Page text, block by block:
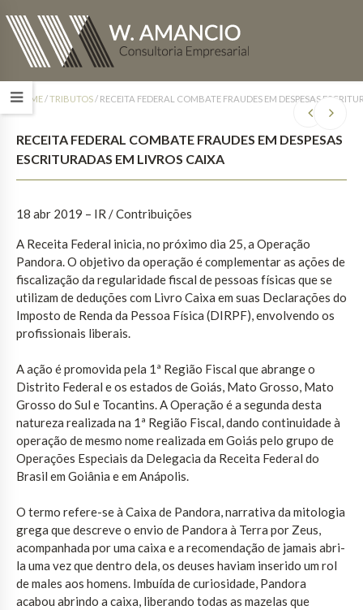
HOME/TRIBUTOS/ RECEITA FEDERAL COMBATE FRAUDES EM DESPESAS
RECEITA FEDERAL COMBATE FRAUDES EM DESPESAS
ESCRITURADAS EM LIVROS CAIXA
18 abr 2019 – IR / Contribuições
A Receita Federal inicia, no próximo dia 25, a Operação
Pandora. O objetivo da operação é complementar as ações de
fiscalização da regularidade fiscal de pessoas físicas que se
utilizam de deduções com Livro Caixa em suas Declarações do
Imposto de Renda da Pessoa Física (DIRPF), envolvendo os
profissionais liberais.
A ação é promovida pela 1ª Região Fiscal que abrange o
Distrito Federal e os estados de Goiás, Mato Grosso, Mato
Grosso do Sul e Tocantins. A Operação é a segunda desta
natureza realizada na 1ª Região Fiscal, dando continuidade à
operação de mesmo nome realizada em Goiás pelo grupo de
Operações Especiais da Delegacia da Receita Federal do
Brasil em Goiânia e em Anápolis.
O termo refere-se à Caixa de Pandora, narrativa da mitologia
grega que descreve o envio de Pandora à Terra por Zeus,
acompanhada por uma caixa e a recomendação de jamais abri-
la uma vez que dentro dela, os deuses haviam inserido um rol
de males aos homens. Imbuída de curiosidade, Pandora
acabou abrindo a caixa, liberando todas as mazelas que